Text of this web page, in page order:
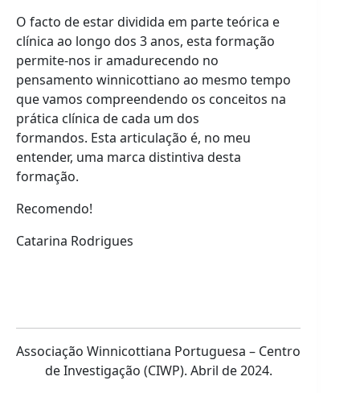
O facto de estar dividida em parte teórica e
clínica ao longo dos 3 anos, esta formação
permite-nos ir amadurecendo no
pensamento winnicottiano ao mesmo tempo
que vamos compreendendo os conceitos na
prática clínica de cada um dos
formandos. Esta articulação é, no meu
entender, uma marca distintiva desta
formação.
Recomendo!
Catarina Rodrigues
Associação Winnicottiana Portuguesa – Centro
de Investigação (CIWP). Abril de 2024.